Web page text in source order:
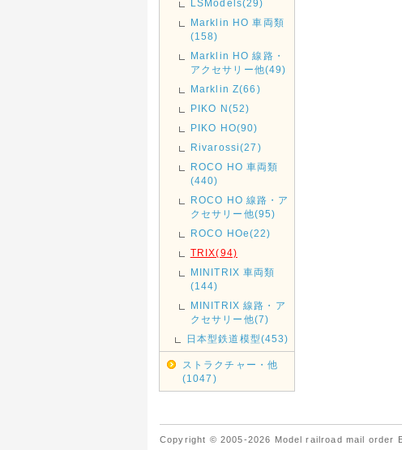
LSModels(29)
Marklin HO 車両類
(158)
Marklin HO 線路・
アクセサリー他(49)
Marklin Z(66)
PIKO N(52)
PIKO HO(90)
Rivarossi(27)
ROCO HO 車両類
(440)
ROCO HO 線路・ア
クセサリー他(95)
ROCO HOe(22)
TRIX(94)
MINITRIX 車両類
(144)
MINITRIX 線路・ア
クセサリー他(7)
日本型鉄道模型(453)
ストラクチャー・他
(1047)
Copyright © 2005-2026 Model railroad mail order